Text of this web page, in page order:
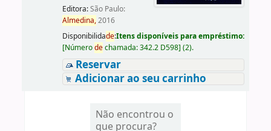
Editora:São Paulo:
Almedina,2016
Disponibilidade:Itens disponíveis para empréstimo:
[Númerodechamada:342.2 D598] (2).
Reservar
Adicionar ao seu carrinho
Não encontrou o
que procura?